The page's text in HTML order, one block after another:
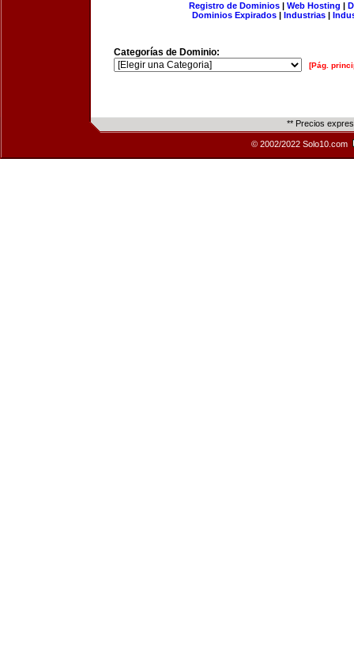
Registro de Dominios| Web Hosting |
Dominios Expirados | Industrias |
Categorías de Dominio:
[Pág.
** Precios
© 2002/2022 Solo10.com